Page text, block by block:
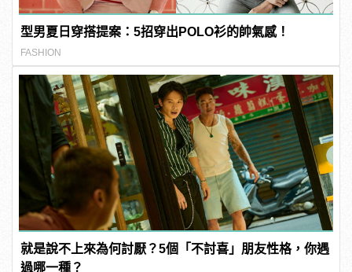
型男夏日穿搭提案：5招穿出POLO衫的帥氣感！
FASHION
就是說不上來為何討厭？5個「不討喜」朋友性格，你遇
過哪一種？